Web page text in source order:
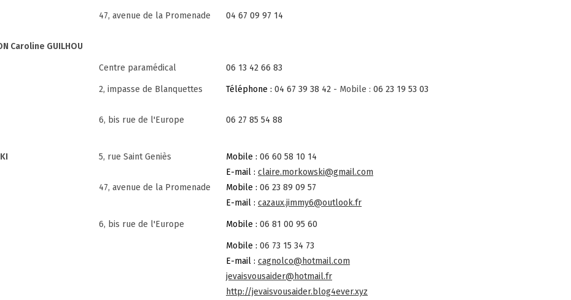
Caroline GUILHOU
47, avenue de la Promenade 04 67 09 97 14
Centre paramédical 06 13 42 66 83
2, impasse de Blanquettes
6, bis rue de l'Europe
Téléphone : 04 67 39 38 42 - Mobile : 06 23 19 53 03
06 27 85 54 88
5, rue Saint Geniès
47, avenue de la Promenade
Mobile : 06 60 58 10 14
E-mail : claire.morkowski@gmail.com
Mobile : 06 23 89 09 57
E-mail : cazaux.jimmy6@outlook.fr
6, bis rue de l'Europe Mobile : 06 81 00 95 60
Mobile : 06 73 15 34 73
E-mail : cagnolco@hotmail.com
jevaisvousaider@hotmail.fr
http://jevaisvousaider.blog4ever.xyz